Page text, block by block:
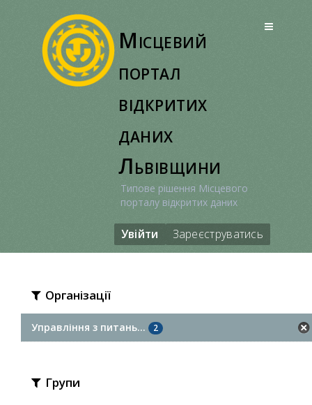
Місцевий
портал
відкритих
даних
Львівщини
Типове рішення Місцевого
порталу відкритих даних
Увійти Зареєструватись
Організації
Управління з питань... 2
Групи